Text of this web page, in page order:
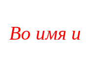
Во имя и